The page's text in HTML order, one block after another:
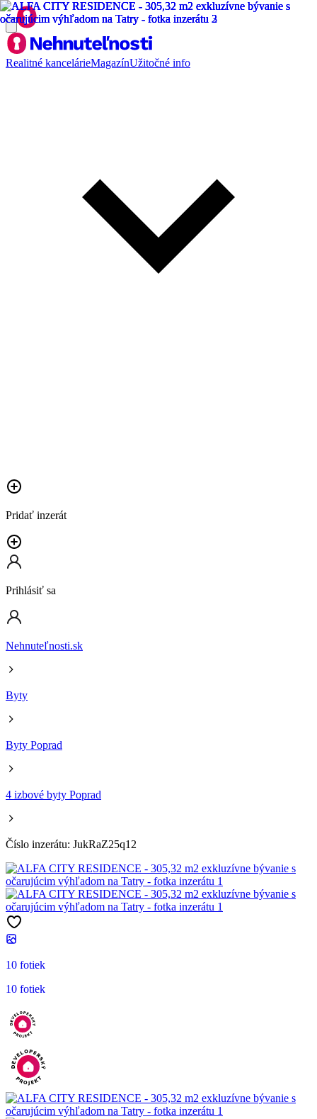
Realitné kancelárieMagazínUžitočné info
Pridať inzerát
Prihlásiť sa
Nehnuteľnosti.sk
Byty
Byty Poprad
4 izbové byty Poprad
Číslo inzerátu: JukRaZ25q12
10 fotiek
10 fotiek